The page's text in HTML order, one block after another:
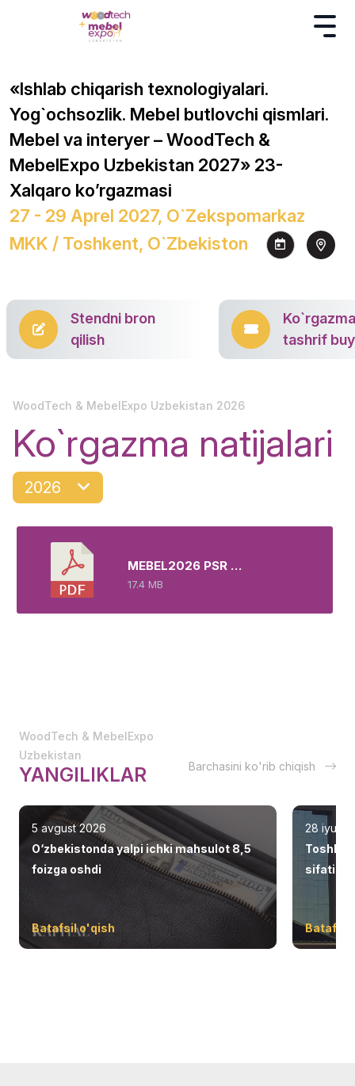
«Ishlab chiqarish texnologiyalari.
Yog`ochsozlik. Mebel butlovchi qismlari.
Mebel va interyer – WoodTech &
MebelExpo Uzbekistan 2027» 23-
Xalqaro ko’rgazmasi
27 - 29 Aprel 2027, O`zekspomarkaz
MKK / Toshkent, O`zbekiston
Stendni bron
qilish
tashrif
WoodTech & MebelExpo Uzbekistan 2026
Ko`rgazma natijalari
2026
MEBEL2026 PSR RU-3
17.4 MB
WoodTech & MebelExpo
Uzbekistan
YANGILIKLAR Barchasini ko'rib chiqish
5 avgust 2026
O‘zbekistonda yalpi ichki mahsulot 8,5
foizga oshdi
Batafsil o'qish
28 iyul
Batafsil